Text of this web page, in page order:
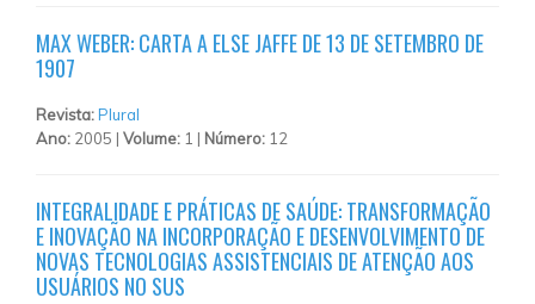
MAX WEBER: CARTA A ELSE JAFFE DE 13 DE SETEMBRO DE
1907
Revista:Plural
Ano: 2005 | Volume: 1 | Número: 12
INTEGRALIDADE E PRÁTICAS DE SAÚDE: TRANSFORMAÇÃO
E INOVAÇÃO NA INCORPORAÇÃO E DESENVOLVIMENTO DE
NOVAS TECNOLOGIAS ASSISTENCIAIS DE ATENÇÃO AOS
USUÁRIOS NO SUS